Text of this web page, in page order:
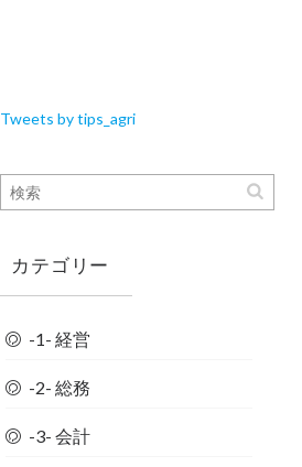
Tweets by tips_agri
カテゴリー
-1- 経営
-2- 総務
-3- 会計